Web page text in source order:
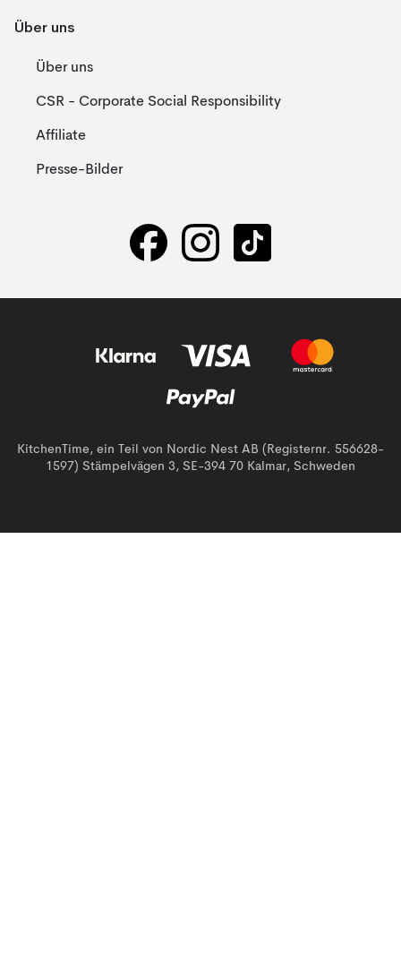
Über uns
Über uns
CSR - Corporate Social Responsibility
Affiliate
Presse-Bilder
KitchenTime, ein Teil von Nordic Nest AB (Registernr. 556628-
1597) Stämpelvägen 3, SE-394 70 Kalmar, Schweden